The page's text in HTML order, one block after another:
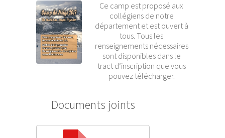
Ce camp est proposé aux
collégiens de notre
département et est ouvert à
tous. Tous les
renseignements nécessaires
sont disponibles dans le
tract d’inscription que vous
pouvez télécharger.
Documents joints